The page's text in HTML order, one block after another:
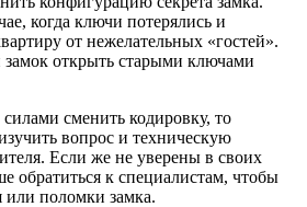
когда ключи потерялись и
от нежелательных «гостей».
открыть старыми ключами
сменить кодировку, то
вопрос и техническую
Если же не уверены в своих
обратиться к специалистам, чтобы
или поломки замка.